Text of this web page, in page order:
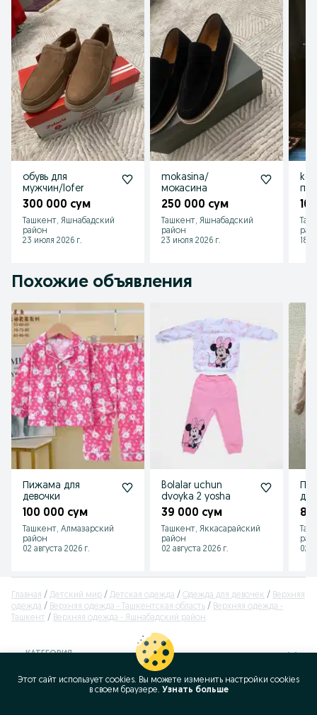
обувь для
мужчин/lofer
300 000 сум
Ташкент, Яшнабадский
район
23 июля 2026 г.
mokasina/
мокасина
250 000 сум
Ташкент, Яшнабадский
район
23 июля 2026 г.
18
Похожие объявления
Пижама для
девочки
100 000 сум
Ташкент, Алмазарский
район
02 августа 2026 г.
Bolalar uchun
dvoyka 2 yosha
39 000 сум
Ташкент, Яккасарайский
район
02 августа 2026 г.
80
02
Главная Детский мир Детская одежда Одежда для девочек
Верхняя
одежда
Верхняя одежда - Ташкентская область
Верхняя одежда -
Ташкент
Верхняя одежда - Яшнабадский район
КАТЕГОРИЯ
Этот сайт использует cookies. Вы можете изменить настройки cookies
в своeм браузере. Узнать больше